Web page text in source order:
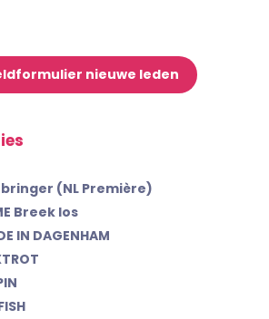
nieuwe leden
(NL Première)
Breek los
IN DAGENHAM